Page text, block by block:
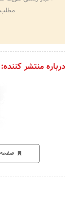
درباره منتشر کننده: